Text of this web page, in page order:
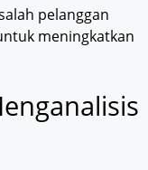
pelanggan
meningkatkan